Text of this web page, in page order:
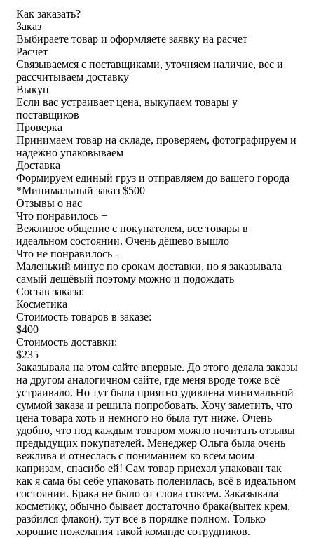
Как заказать?
Заказ
Выбираете товар и оформляете заявку на расчет
Расчет
Связываемся с поставщиками, уточняем наличие, вес и
рассчитываем доставку
Выкуп
Если вас устраивает цена, выкупаем товары у
поставщиков
Проверка
Принимаем товар на складе, проверяем, фотографируем и
надежно упаковываем
Доставка
Формируем единый груз и отправляем до вашего города
*Минимальный заказ $500
Отзывы о нас
Что понравилось +
Вежливое общение с покупателем, все товары в
идеальном состоянии. Очень дёшево вышло
Что не понравилось -
Маленький минус по срокам доставки, но я заказывала
самый дешёвый поэтому можно и подождать
Состав заказа:
Косметика
Стоимость товаров в заказе:
$400
Стоимость доставки:
$235
Заказывала на этом сайте впервые. До этого делала заказы
на другом аналогичном сайте, где меня вроде тоже всё
устраивало. Но тут была приятно удивлена минимальной
суммой заказа и решила попробовать. Хочу заметить, что
цена товара хоть и немного но была тут ниже. Очень
удобно, что под каждым товаром можно почитать отзывы
предыдущих покупателей. Менеджер Ольга была очень
вежлива и отнеслась с пониманием ко всем моим
капризам, спасибо ей! Сам товар приехал упакован так
как я сама бы себе упаковать поленилась, всё в идеальном
состоянии. Брака не было от слова совсем. Заказывала
косметику, обычно бывает достаточно брака(вытек крем,
разбился флакон), тут всё в порядке полном. Только
хорошие пожелания такой команде сотрудников.